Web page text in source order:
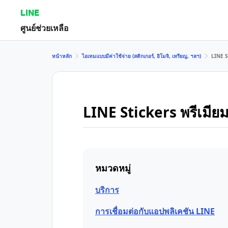
LINE
ศูนย์ช่วยเหลือ
หน้าหลัก ไอเทมแบบมีค่าใช้จ่าย (สติกเกอร์, อิโมจิ, เหรียญ, ฯลฯ) LINE
LINE Stickers พรีเมียม
หมวดหมู่
บริการ
การเชื่อมต่อกับแอปพลิเคชัน LINE